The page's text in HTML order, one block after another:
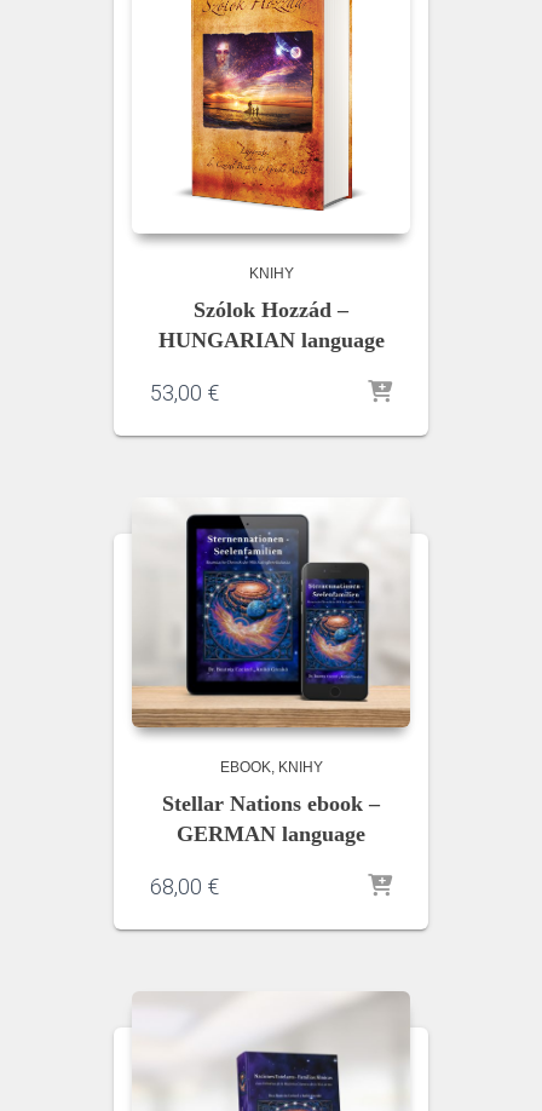
KNIHY
Szólok Hozzád –
HUNGARIAN language
53,00 €
EBOOK KNIHY
Stellar Nations ebook –
GERMAN language
68,00 €